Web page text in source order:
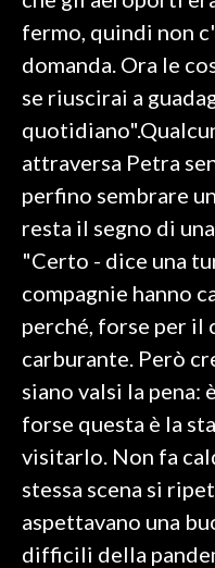
EVENTI
#CARAUNIONE
INSULARITÀ
INFO AZIENDE
ABBONATI
ANNUNCI
NECROLOGI
PUBBLICITÀ
SPIAGGE
STORE
fermo, quindi non
domanda. Ora le
se riuscirai a
attraversa Petra
perfino sembrare
resta il segno di
"Certo - dice una
compagnie hanno
perché, forse per
carburante. Però
siano valsi la pena:
forse questa è la
visitarlo. Non fa
stessa scena si
aspettavano una
difficili della